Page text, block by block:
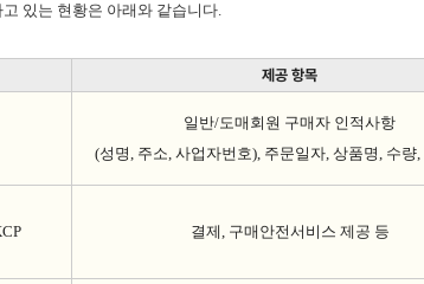
있는 현황은 아래와 같습니다.
제공 항목
일반/도매회원 구매자 인적사항
(성명, 주소, 사업자번호), 주문일자, 상품명, 수량,
결제, 구매안전서비스 제공 등